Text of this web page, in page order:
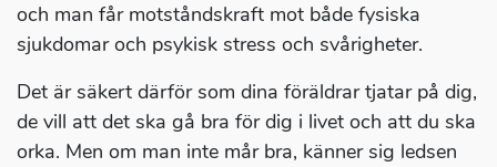
och man får motståndskraft mot både fysiska
sjukdomar och psykisk stress och svårigheter.
Det är säkert därför som dina föräldrar tjatar på dig,
de vill att det ska gå bra för dig i livet och att du ska
orka. Men om man inte mår bra, känner sig ledsen